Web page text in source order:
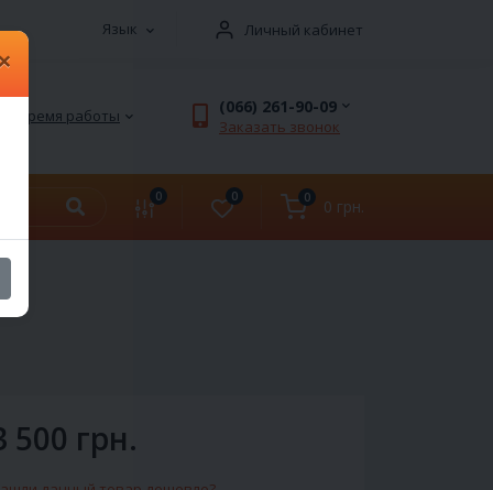
Язык Личный кабинет
Время работы (066) 261-90-09
Заказать звонок
0 0 0 0 грн.
500 грн.